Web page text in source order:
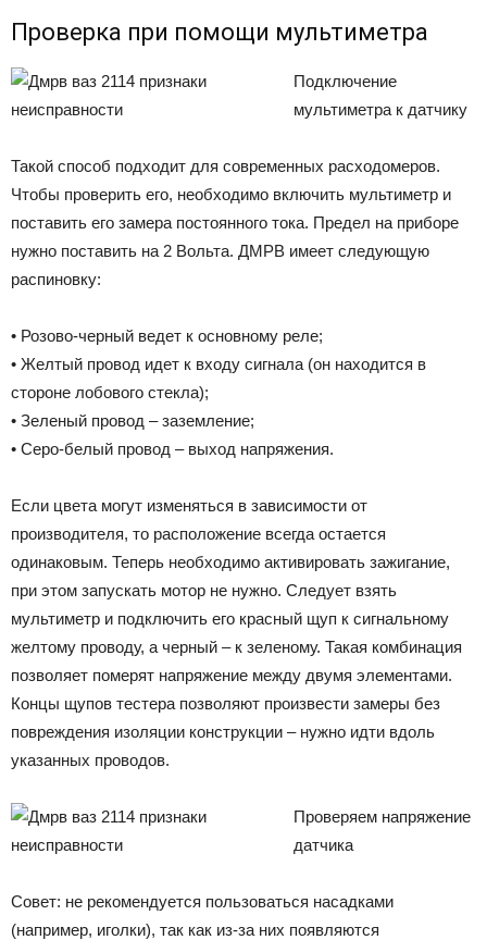
Проверка при помощи мультиметра
Подключение
мультиметра к датчику
Такой способ подходит для современных расходомеров.
Чтобы проверить его, необходимо включить мультиметр и
поставить его замера постоянного тока. Предел на приборе
нужно поставить на 2 Вольта. ДМРВ имеет следующую
распиновку:
• Розово-черный ведет к основному реле;
• Желтый провод идет к входу сигнала (он находится в
стороне лобового стекла);
• Зеленый провод – заземление;
• Серо-белый провод – выход напряжения.
Если цвета могут изменяться в зависимости от
производителя, то расположение всегда остается
одинаковым. Теперь необходимо активировать зажигание,
при этом запускать мотор не нужно. Следует взять
мультиметр и подключить его красный щуп к сигнальному
желтому проводу, а черный – к зеленому. Такая комбинация
позволяет померят напряжение между двумя элементами.
Концы щупов тестера позволяют произвести замеры без
повреждения изоляции конструкции – нужно идти вдоль
указанных проводов.
Проверяем напряжение
датчика
Совет: не рекомендуется пользоваться насадками
(например, иголки), так как из-за них появляются